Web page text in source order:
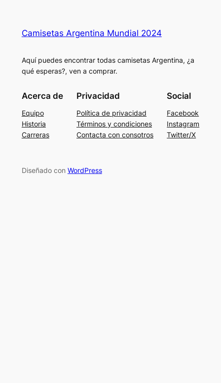
Camisetas Argentina Mundial 2024
Aquí puedes encontrar todas camisetas Argentina, ¿a
qué esperas?, ven a comprar.
Acerca de
Equipo
Historia
Carreras
Privacidad
Política de privacidad
Términos y condiciones
Contacta con consotros
Social
Facebook
Instagram
Twitter/X
Diseñado con WordPress